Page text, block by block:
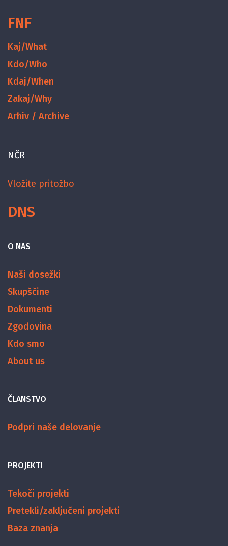
FNF
Kaj/What
Kdo/Who
Kdaj/When
Zakaj/Why
Arhiv / Archive
NČR
Vložite pritožbo
DNS
O NAS
Naši dosežki
Skupščine
Dokumenti
Zgodovina
Kdo smo
About us
ČLANSTVO
Podpri naše delovanje
PROJEKTI
Tekoči projekti
Pretekli/zaključeni projekti
Baza znanja